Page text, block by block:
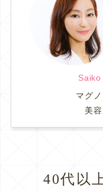
Saiko
マグ
美
40代以